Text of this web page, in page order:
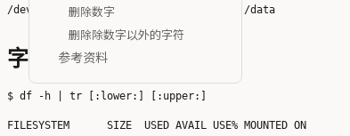
删除数字
删除除数字以外的字符
参考资料
字母小写转大写
FILESYSTEM      SIZE  USED AVAIL USE% MOUNTED ON